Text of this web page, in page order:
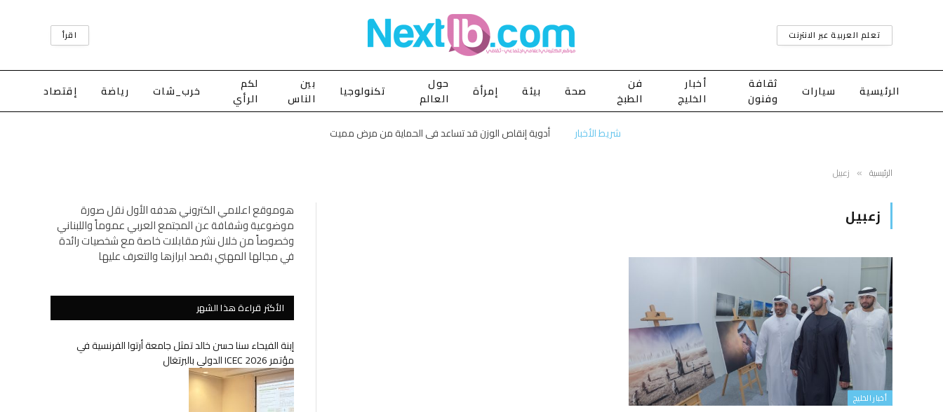
تعلم العربية عبر الانترنت اقرأ
الرئيسية سيارات
ثقافة
وفنون
أخبار
الخليج
فن
الطبخ
صحة بيئة إمرأة
حول
العالم
تكنولوجيا
بين
الناس
لكم
الرأي
خرب_شات رياضة إقتصاد
شريط الأخبار أدوية إنقاص الوزن قد تساعد في الحماية من مرض مميت
الرئيسية » زعبيل
زعبيل
أخبار الخليج
هوموقع اعلامي الكتروني هدفه الأول نقل صورة
موضوعية وشفافة عن المجتمع العربي عموماً واللبناني
وخصوصاً من خلال نشر مقابلات خاصة مع شخصيات رائدة
في مجالها المهني بقصد ابرازها والتعرف عليها
الأكثر قراءة هذا الشهر
إبنة الفيحاء سنا حسن خالد تمثل جامعة أرتوا الفرنسية في
مؤتمر ICEC 2026 الدولي بالبرتغال